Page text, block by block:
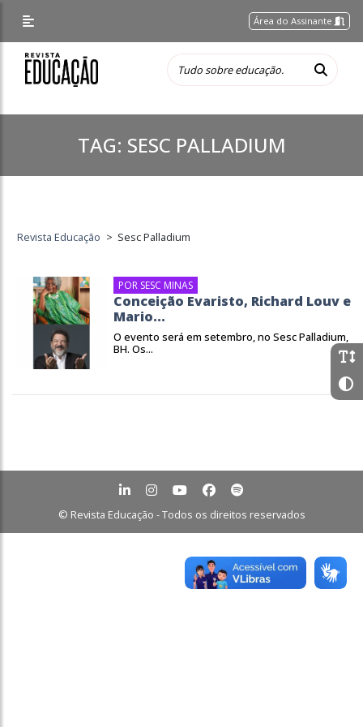
Área do Assinante
TAG: SESC PALLADIUM
Revista Educação > Sesc Palladium
POR SESC MINAS
Conceição Evaristo, Richard Louv e
Mario...
O evento será em setembro, no Sesc Palladium,
BH. Os...
© Revista Educação - Todos os direitos reservados